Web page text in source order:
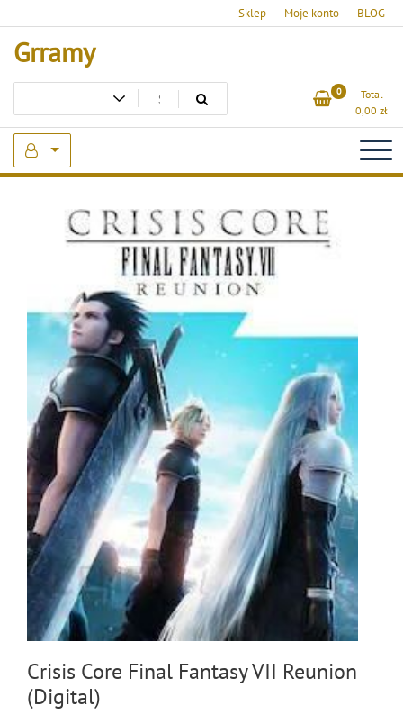
to
content
Sklep Moje konto BLOG
Grramy
0
Total
0,00 zł
Crisis Core Final Fantasy VII Reunion
(Digital)